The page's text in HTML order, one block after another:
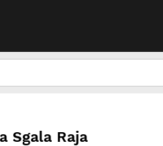
Sgala Raja